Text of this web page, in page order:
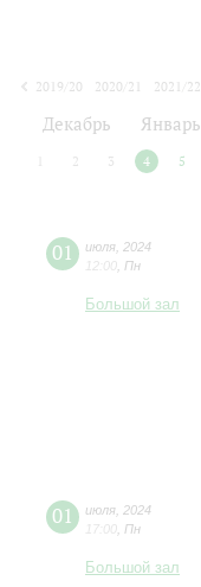
2019/20
2020/21 2021/22
Декабрь Январь
2 3 4 5
01 июля 2024
12:00 Пн
Большой зал
01 июля 2024
17:00 Пн
Большой зал